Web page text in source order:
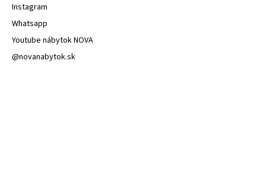
Instagram
Whatsapp
Youtube nábytok NOVA
@novanabytok.sk